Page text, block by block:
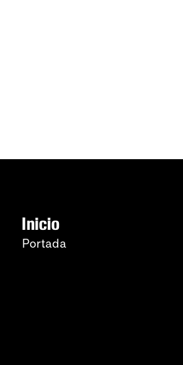
Inicio
Portada